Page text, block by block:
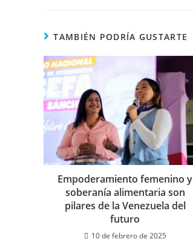
TAMBIÉN PODRÍA GUSTARTE
Empoderamiento femenino y
soberanía alimentaria son
pilares de la Venezuela del
futuro
10 de febrero de 2025